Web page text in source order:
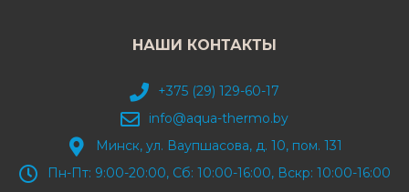
НАШИ КОНТАКТЫ
+375 (29) 129-60-17
info@aqua-thermo.by
Минск, ул. Ваупшасова, д. 10, пом. 131
Пн-Пт: 9:00-20:00, Сб: 10:00-16:00, Вскр: 10:00-16:00